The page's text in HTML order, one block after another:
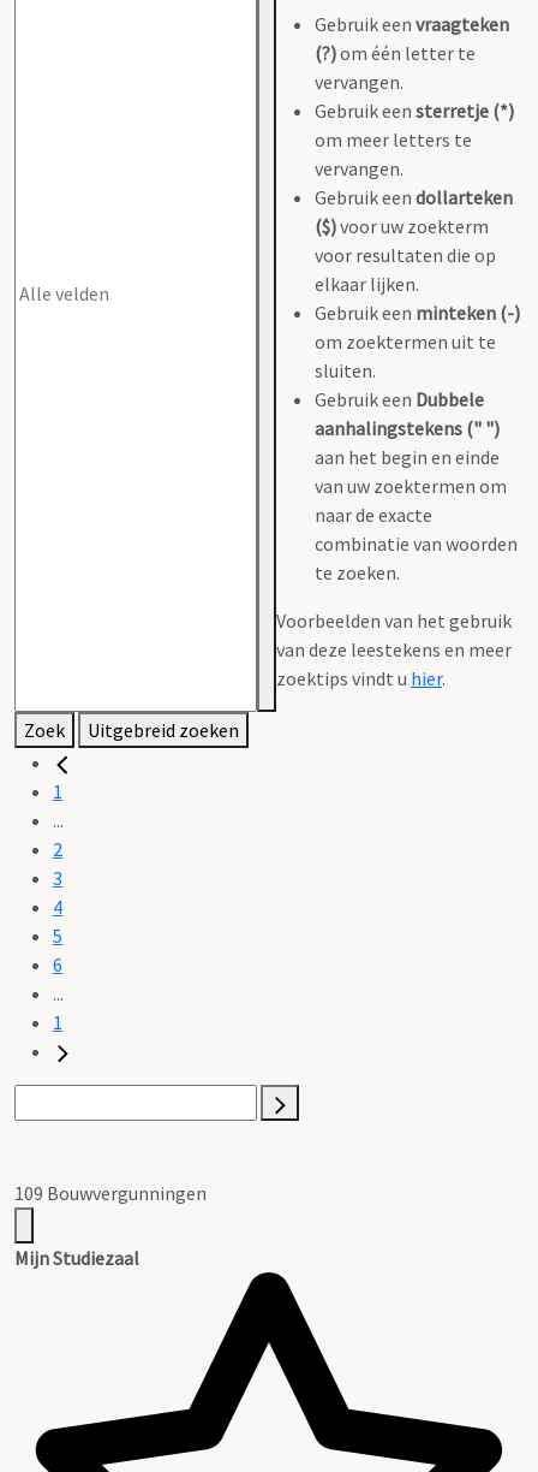
Gebruik een vraagteken
(?)om één letter te
vervangen.
Gebruik een sterretje (*)
om meer letters te
vervangen.
Gebruik een dollarteken
($)voor uw zoekterm
voor resultaten die op
elkaar lijken.
Gebruik een minteken (-)
om zoektermen uit te
sluiten.
Gebruik een Dubbele
aanhalingstekens (" ")
aan het begin en einde
van uw zoektermen om
naar de exacte
combinatie van woorden
te zoeken.
Voorbeelden van het gebruik
van deze leestekens en meer
zoektips vindt u hier.
Zoek Uitgebreid zoeken
1
...
2
3
4
5
6
...
1
109 Bouwvergunningen
Mijn Studiezaal